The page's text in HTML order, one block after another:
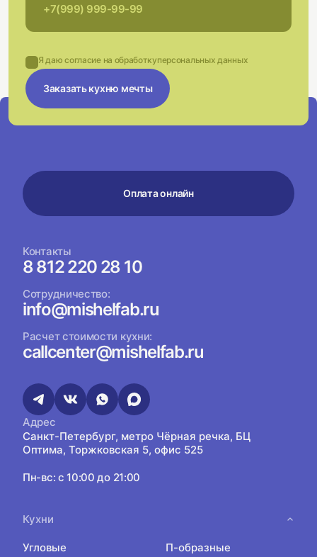
Я даю согласие на обработкуперсональных данных
Заказать кухню мечты
Оплата онлайн
Контакты
8 812 220 28 10
Сотрудничество:
info@mishelfab.ru
Расчет стоимости кухни:
callcenter@mishelfab.ru
Адрес
Санкт-Петербург, метро Чёрная речка, БЦ
Оптима, Торжковская 5, офис 525
Пн-вс: с 10:00 до 21:00
Кухни
Угловые
П-образные